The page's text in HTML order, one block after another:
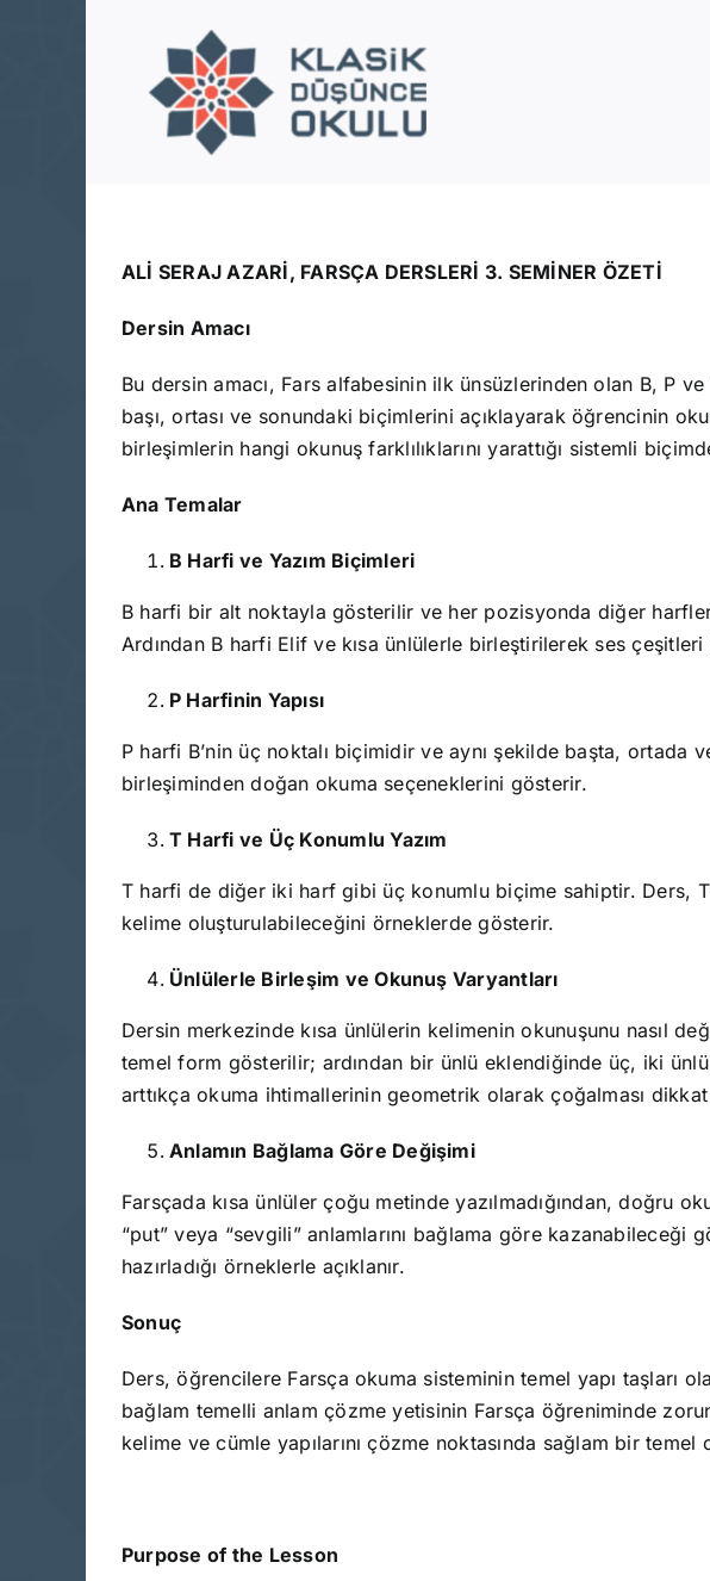
ALİ SERAJ AZARİ, FARSÇA DERSLERİ 3. SEMİNER ÖZETİ
Dersin Amacı
Bu dersin amacı, Fars alfabesinin ilk ünsüzlerinden olan B, P
başı, ortası ve sonundaki biçimlerini açıklayarak öğrencinin
birleşimlerin hangi okunuş farklılıklarını yarattığı sistemli
Ana Temalar
B Harfi ve Yazım Biçimleri
B harfi bir alt noktayla gösterilir ve her pozisyonda diğer
Ardından B harfi Elif ve kısa ünlülerle birleştirilerek ses çeşitleri
P Harfinin Yapısı
P harfi B’nin üç noktalı biçimidir ve aynı şekilde başta, ortada
birleşiminden doğan okuma seçeneklerini gösterir.
T Harfi ve Üç Konumlu Yazım
T harfi de diğer iki harf gibi üç konumlu biçime sahiptir. Ders,
kelime oluşturulabileceğini örneklerde gösterir.
Ünlülerle Birleşim ve Okunuş Varyantları
Dersin merkezinde kısa ünlülerin kelimenin okunuşunu nasıl
temel form gösterilir; ardından bir ünlü eklendiğinde üç, iki
arttıkça okuma ihtimallerinin geometrik olarak çoğalması
Anlamın Bağlama Göre Değişimi
Farsçada kısa ünlüler çoğu metinde yazılmadığından, doğru
“put” veya “sevgili” anlamlarını bağlama göre
hazırladığı örneklerle açıklanır.
Sonuç
Ders, öğrencilere Farsça okuma sisteminin temel yapı taşları
bağlam temelli anlam çözme yetisinin Farsça öğreniminde
kelime ve cümle yapılarını çözme noktasında sağlam bir temel
Purpose of the Lesson